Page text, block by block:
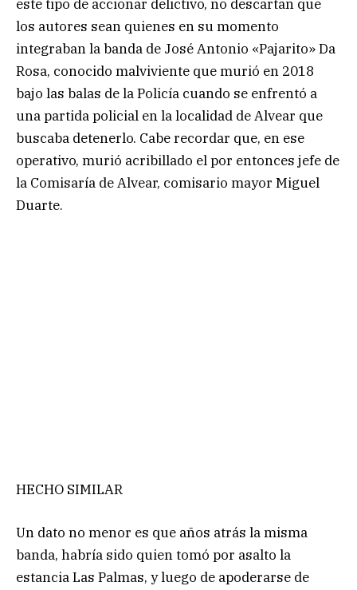
este tipo de accionar delictivo, no descartan que
los autores sean quienes en su momento
integraban la banda de José Antonio «Pajarito» Da
Rosa, conocido malviviente que murió en 2018
bajo las balas de la Policía cuando se enfrentó a
una partida policial en la localidad de Alvear que
buscaba detenerlo. Cabe recordar que, en ese
operativo, murió acribillado el por entonces jefe de
la Comisaría de Alvear, comisario mayor Miguel
Duarte.
HECHO SIMILAR
Un dato no menor es que años atrás la misma
banda, habría sido quien tomó por asalto la
estancia Las Palmas, y luego de apoderarse de